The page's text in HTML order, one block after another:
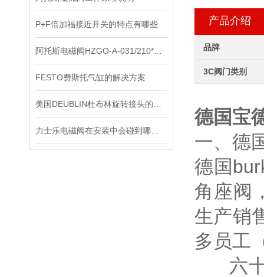
P+F倍加福接近开关的特点有哪些
FESTO费斯托气缸的解决方案
产品介绍
品牌
3C阀门类别
德国宝
一、德
德国
角座阀
生产销
多员工
六十